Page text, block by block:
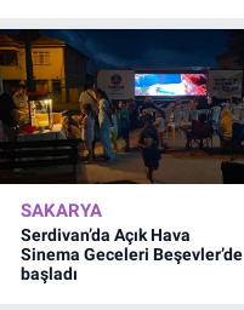
SAKARYA
Serdivan’da Açık Hava
Sinema Geceleri Beşevler’de
başladı